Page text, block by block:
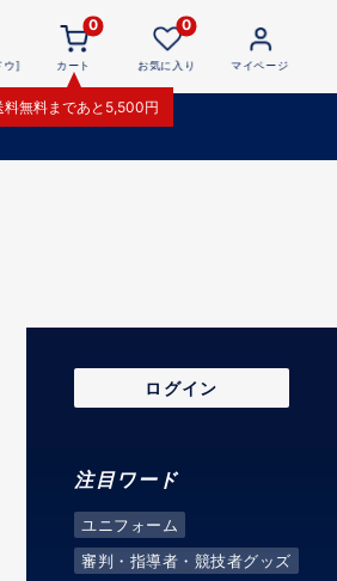
ウ]
0
カート
料無料まであと 5,500円
0
お気に入り マイページ
ログイン
注目ワード
ユニフォーム
審判・指導者・競技者グッズ